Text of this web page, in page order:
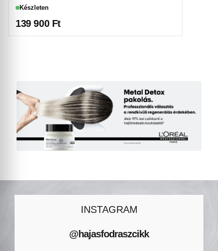
Készleten
139 900 Ft
INSTAGRAM
@hajasfodraszcikk